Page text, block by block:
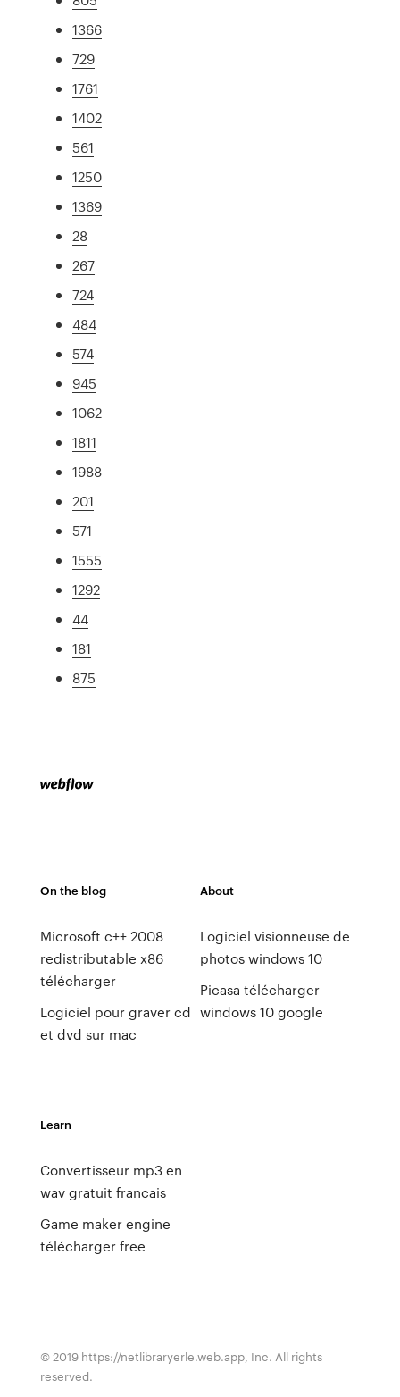
1366
729
1761
1402
561
1250
1369
28
267
724
484
574
945
1062
1811
1988
201
571
1555
1292
44
181
875
On the blog
Microsoft c++ 2008
redistributable x86
télécharger
Logiciel pour graver cd
et dvd sur mac
About
Logiciel visionneuse de
photos windows 10
Picasa télécharger
windows 10 google
Learn
Convertisseur mp3 en
wav gratuit francais
Game maker engine
télécharger free
© 2019 https://netlibraryerle.web.app, Inc. All rights
reserved.